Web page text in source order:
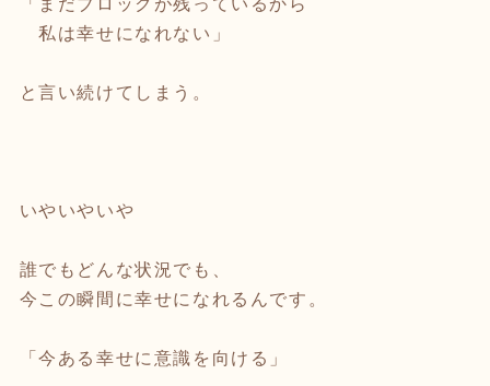
「まだブロックが残っているから
私は幸せになれない」
と言い続けてしまう。
いやいやいや
誰でもどんな状況でも、
今この瞬間に幸せになれるんです。
「今ある幸せに意識を向ける」